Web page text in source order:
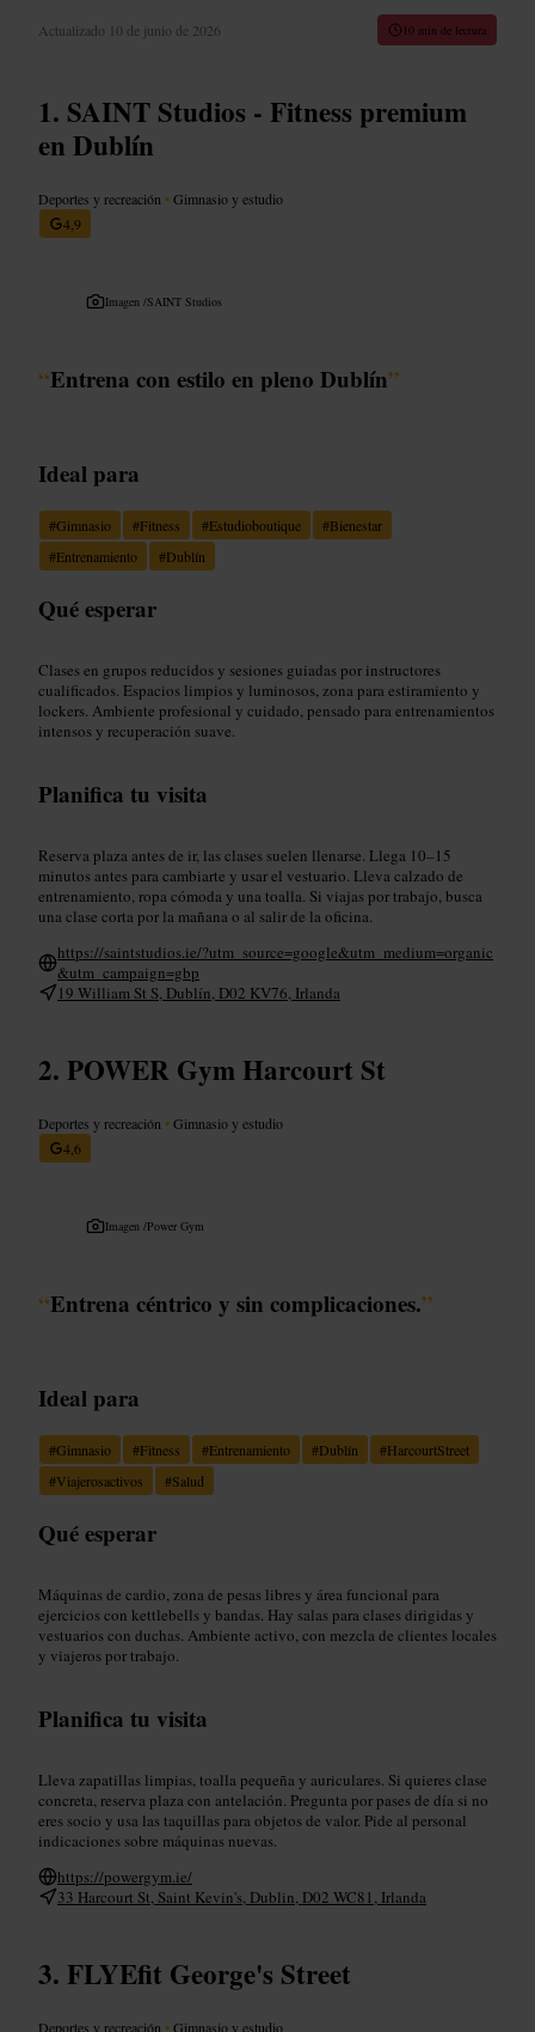
Actualizado 10 de junio de 2026 10 min de lectura
SAINT Studios - Fitness premium
en Dublín
Deportes y recreación •Gimnasio y estudio
4,9
Imagen /SAINT Studios
“Entrena con estilo en pleno Dublín”
Ideal para
#Gimnasio #Fitness #Estudioboutique #Bienestar
#Entrenamiento #Dublín
Qué esperar
Clases en grupos reducidos y sesiones guiadas por instructores
cualificados. Espacios limpios y luminosos, zona para estiramiento y
lockers. Ambiente profesional y cuidado, pensado para entrenamientos
intensos y recuperación suave.
Planifica tu visita
Reserva plaza antes de ir, las clases suelen llenarse. Llega 10–15
minutos antes para cambiarte y usar el vestuario. Lleva calzado de
entrenamiento, ropa cómoda y una toalla. Si viajas por trabajo, busca
una clase corta por la mañana o al salir de la oficina.
https://saintstudios.ie/?utm_source=google&utm_medium=organic
&utm_campaign=gbp
19 William St S, Dublín, D02 KV76, Irlanda
POWER Gym Harcourt St
Deportes y recreación •Gimnasio y estudio
4,6
Imagen /Power Gym
“Entrena céntrico y sin complicaciones.”
Ideal para
#Gimnasio #Fitness #Entrenamiento #Dublín #HarcourtStreet
#Viajerosactivos #Salud
Qué esperar
Máquinas de cardio, zona de pesas libres y área funcional para
ejercicios con kettlebells y bandas. Hay salas para clases dirigidas y
vestuarios con duchas. Ambiente activo, con mezcla de clientes locales
y viajeros por trabajo.
Planifica tu visita
Lleva zapatillas limpias, toalla pequeña y auriculares. Si quieres clase
concreta, reserva plaza con antelación. Pregunta por pases de día si no
eres socio y usa las taquillas para objetos de valor. Pide al personal
indicaciones sobre máquinas nuevas.
https://powergym.ie/
33 Harcourt St, Saint Kevin's, Dublin, D02 WC81, Irlanda
FLYEfit George's Street
Deportes y recreación •Gimnasio y estudio